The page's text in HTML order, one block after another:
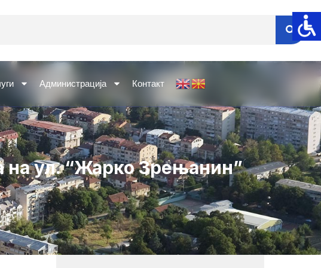
Администрација Контакт
на ул. “Жарко Зрењанин”